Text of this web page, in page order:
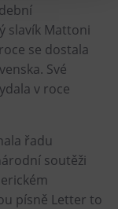
slavík Mattoni
se dostala
Své
v roce
řadu
soutěži
písně Letter to